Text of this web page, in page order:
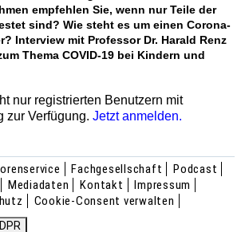
empfehlen Sie, wenn nur Teile der
sind? Wie steht es um einen Corona-
Interview mit Professor Dr. Harald Renz
Thema COVID-19 bei Kindern und
nur registrierten Benutzern mit
zur Verfügung.Jetzt anmelden.
Fachgesellschaft
Podcast
Mediadaten Kontakt
Impressum
Cookie-Consent verwalten